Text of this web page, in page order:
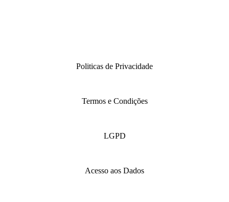
Politicas de Privacidade
Termos e Condições
LGPD
Acesso aos Dados